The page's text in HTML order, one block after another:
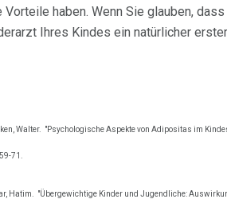
haben. Wenn Sie glauben,
Ihres Kindes ein natürlicher
Walter. "Psychologische Aspekte von Adipositas im
71.
Hatim. "Übergewichtige Kinder und Jugendliche: